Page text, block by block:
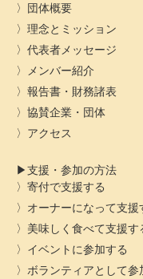
団体概要
理念とミッション
代表者メッセージ
メンバー紹介
報告書・財務諸表
協賛企業・団体
アクセス
支援・参加の方法
寄付で支援する
オーナーになって支援
美味しく食べて支援す
イベントに参加する
ボランティアとして参